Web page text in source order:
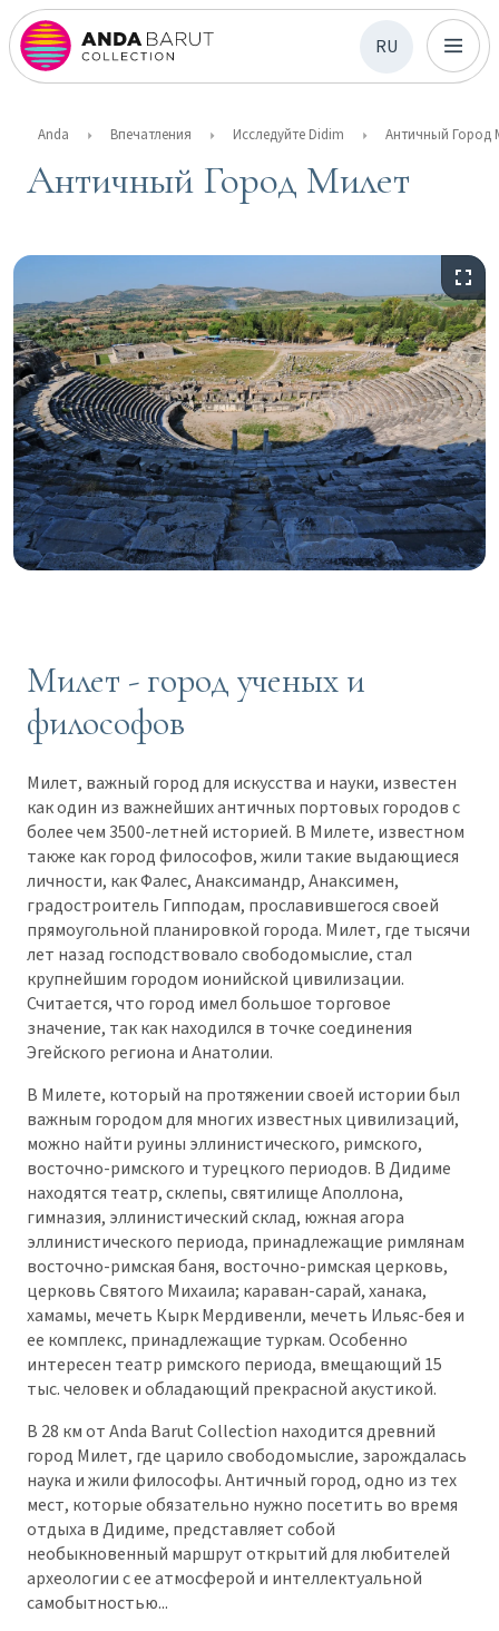
RU
Anda Впечатления Исследуйте Didim
Античный Город Милет
Милет - город ученых и
философов
Милет, важный город для искусства и науки, известен
как один из важнейших античных портовых городов с
более чем 3500-летней историей. В Милете, известном
также как город философов, жили такие выдающиеся
личности, как Фалес, Анаксимандр, Анаксимен,
градостроитель Гипподам, прославившегося своей
прямоугольной планировкой города. Милет, где тысячи
лет назад господствовало свободомыслие, стал
крупнейшим городом ионийской цивилизации.
Считается, что город имел большое торговое
значение, так как находился в точке соединения
Эгейского региона и Анатолии.
В Милете, который на протяжении своей истории был
важным городом для многих известных цивилизаций,
можно найти руины эллинистического, римского,
восточно-римского и турецкого периодов. В Дидиме
находятся театр, склепы, святилище Аполлона,
гимназия, эллинистический склад, южная агора
эллинистического периода, принадлежащие римлянам
восточно-римская баня, восточно-римская церковь,
церковь Святого Михаила; караван-сарай, ханака,
хамамы, мечеть Кырк Мердивенли, мечеть Ильяс-бея и
ее комплекс, принадлежащие туркам. Особенно
интересен театр римского периода, вмещающий 15
тыс. человек и обладающий прекрасной акустикой.
В 28 км от Anda Barut Collection находится древний
город Милет, где царило свободомыслие, зарождалась
наука и жили философы. Античный город, одно из тех
мест, которые обязательно нужно посетить во время
отдыха в Дидиме, представляет собой
необыкновенный маршрут открытий для любителей
археологии с ее атмосферой и интеллектуальной
самобытностью...